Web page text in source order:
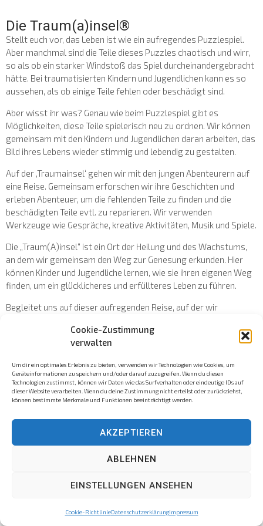
Cookie-Zustimmung
verwalten
Um dir ein optimales Erlebnis zu bieten, verwenden wir Technologien wie Cookies, um
Geräteinformationen zu speichern und/oder darauf zuzugreifen. Wenn du diesen
Technologien zustimmst, können wir Daten wie das Surfverhalten oder eindeutige IDs auf
dieser Website verarbeiten. Wenn du deine Zustimmung nicht erteilst oder zurückziehst,
können bestimmte Merkmale und Funktionen beeinträchtigt werden.
AKZEPTIEREN
ABLEHNEN
EINSTELLUNGEN ANSEHEN
Cookie-RichtlinieDatenschutzerklärungImpressum
Die Traum(a)insel®
Stellt euch vor, das Leben ist wie ein aufregendes Puzzlespiel.
Aber manchmal sind die Teile dieses Puzzles chaotisch und wirr,
so als ob ein starker Windstoß das Spiel durcheinandergebracht
hätte. Bei traumatisierten Kindern und Jugendlichen kann es so
aussehen, als ob einige Teile fehlen oder beschädigt sind.
Aber wisst ihr was? Genau wie beim Puzzlespiel gibt es
Möglichkeiten, diese Teile spielerisch neu zu ordnen. Wir können
gemeinsam mit den Kindern und Jugendlichen daran arbeiten, das
Bild ihres Lebens wieder stimmig und lebendig zu gestalten.
Auf der ‚Traumainsel‘ gehen wir mit den jungen Abenteurern auf
eine Reise. Gemeinsam erforschen wir ihre Geschichten und
erleben Abenteuer, um die fehlenden Teile zu finden und die
beschädigten Teile evtl. zu reparieren. Wir verwenden
Werkzeuge wie Gespräche, kreative Aktivitäten, Musik und Spiele.
Die „Traum(A)insel“ ist ein Ort der Heilung und des Wachstums,
an dem wir gemeinsam den Weg zur Genesung erkunden. Hier
können Kinder und Jugendliche lernen, wie sie ihren eigenen Weg
finden, um ein glücklicheres und erfüllteres Leben zu führen.
Begleitet uns auf dieser aufregenden Reise, auf der wir